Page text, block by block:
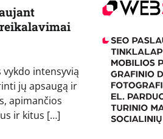
intensyvią
jų apsaugą ir
apimančios
ir kitus […]